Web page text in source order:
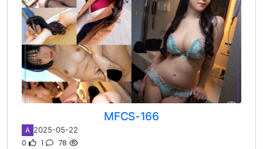
MFCS-166
A 2025-05-22
0 1 78